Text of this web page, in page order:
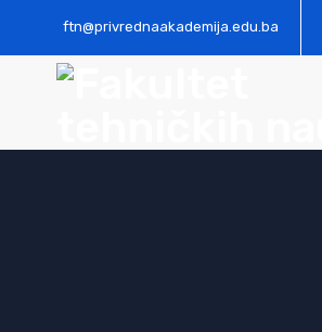
ftn@privrednaakademija.edu.ba